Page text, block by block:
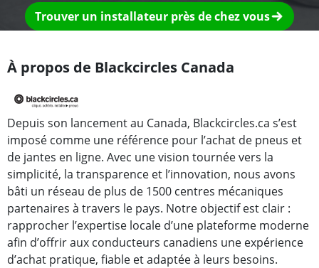
Trouver un installateur près de chez vous
À propos de Blackcircles Canada
Depuis son lancement au Canada, Blackcircles.ca s’est
imposé comme une référence pour l’achat de pneus et
de jantes en ligne. Avec une vision tournée vers la
simplicité, la transparence et l’innovation, nous avons
bâti un réseau de plus de 1500 centres mécaniques
partenaires à travers le pays. Notre objectif est clair :
rapprocher l’expertise locale d’une plateforme moderne
afin d’offrir aux conducteurs canadiens une expérience
d’achat pratique, fiable et adaptée à leurs besoins.